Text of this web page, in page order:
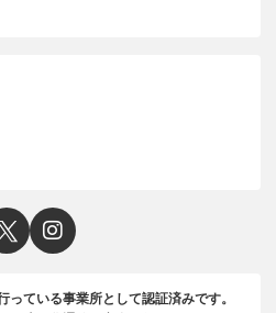
ている事業所として認証済みです。